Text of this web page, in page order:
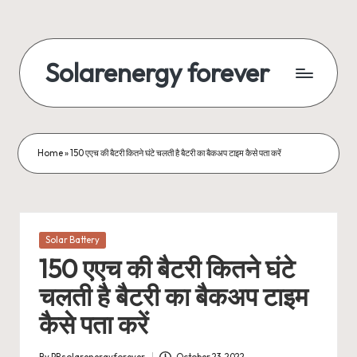
content
Solarenergy forever
बिजली
Home»150 एएच की बैटरी कितने घंटे चलती है बैटरी का बैकअप टाइम कैसे पता करें
Posted
Solar Battery
150 एएच की बैटरी कितने घंटे
चलती है बैटरी का बैकअप टाइम
कैसे पता करें